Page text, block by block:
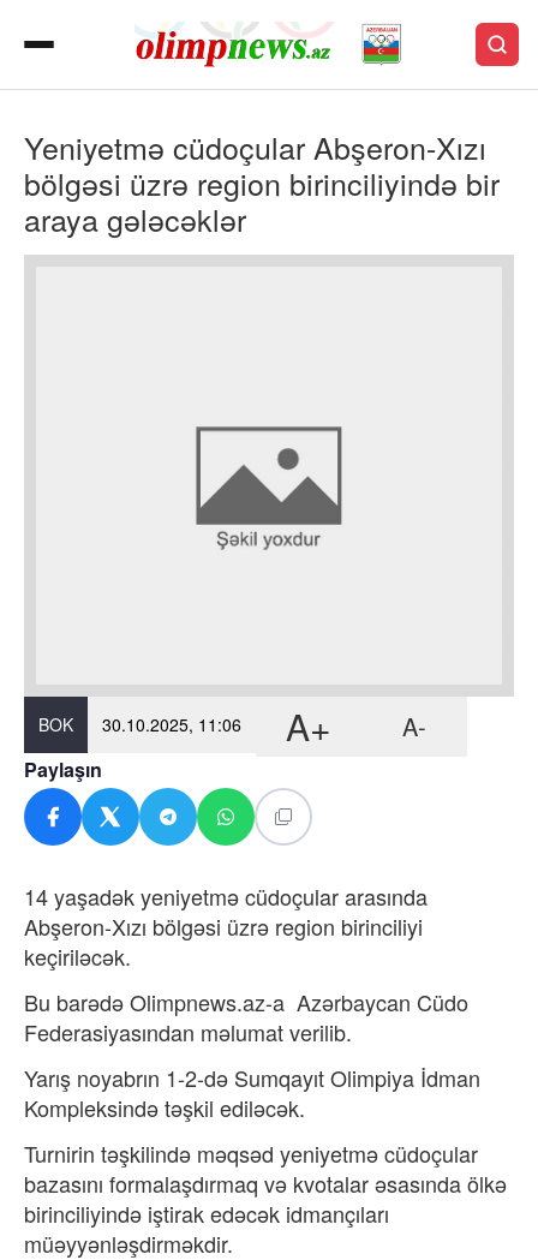
Yeniyetmə cüdoçular Abşeron-Xızı
bölgəsi üzrə region birinciliyində bir
araya gələcəklər
BOK 30.10.2025, 11:06 A+ A-
Paylaşın
14 yaşadək yeniyetmə cüdoçular arasında
Abşeron-Xızı bölgəsi üzrə region birinciliyi
keçiriləcək.
Bu barədə Olimpnews.az-a Azərbaycan Cüdo
Federasiyasından məlumat verilib.
Yarış noyabrın 1-2-də Sumqayıt Olimpiya İdman
Kompleksində təşkil ediləcək.
Turnirin təşkilində məqsəd yeniyetmə cüdoçular
bazasını formalaşdırmaq və kvotalar əsasında ölkə
birinciliyində iştirak edəcək idmançıları
müəyyənləşdirməkdir.